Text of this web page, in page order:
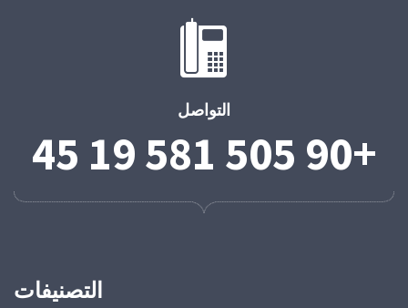
التواصل
+90 505 581 19 45
التصنيفات